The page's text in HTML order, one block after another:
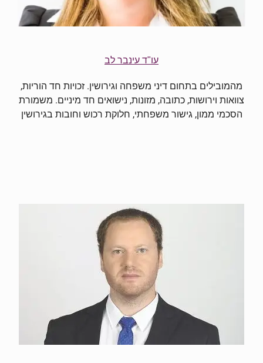
עו"ד עינבר לב
מהמובילים בתחום דיני משפחה וגירושין. זכויות חד הוריות,
צוואות וירושות, כתובה, מזונות, נישואים חד מיניים. משמורת
הסכמי ממון, גישור משפחתי, חלוקת רכוש וחובות בגירושין